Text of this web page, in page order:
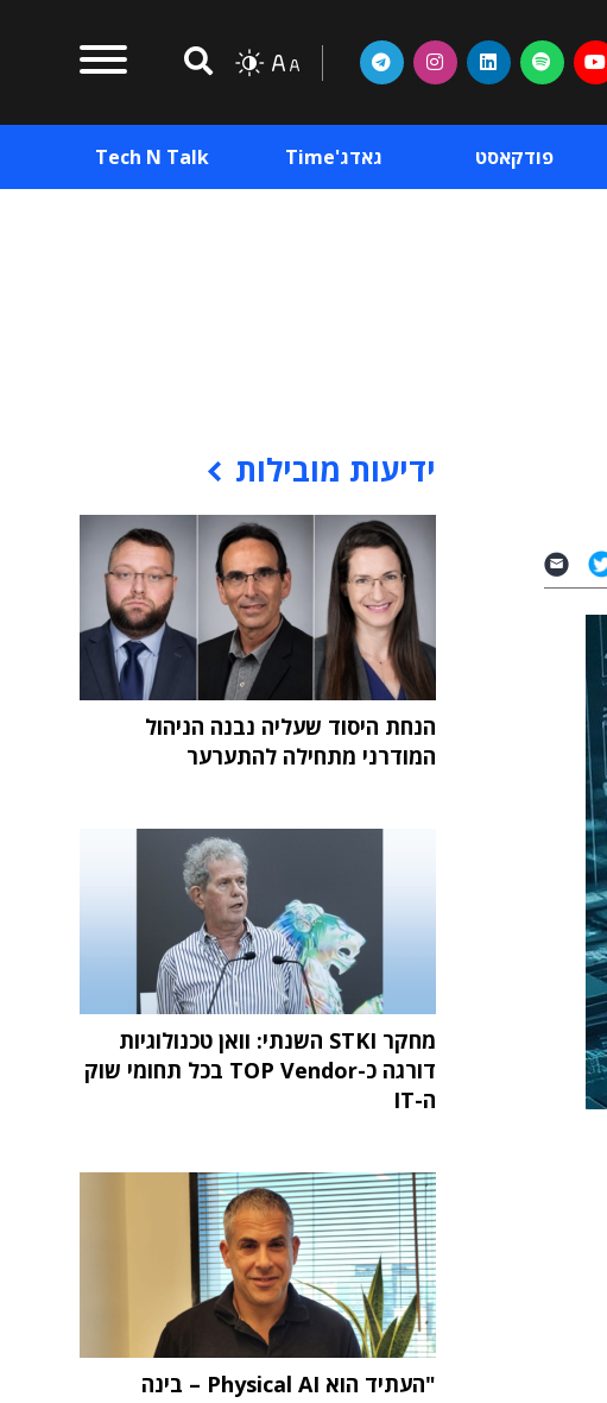
פודקאסט גאדג'Time Tech N Talk
ידיעות מובילות
הנחת היסוד שעליה נבנה הניהול
המודרני מתחילה להתערער
מחקר STKI השנתי: וואן טכנולוגיות
דורגה כ-TOP Vendor בכל תחומי שוק
ה-IT
"העתיד הוא Physical AI – בינה